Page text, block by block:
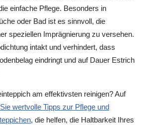
einfache Pflege. Besonders in
oder Bad ist es sinnvoll, die
speziellen Imprägnierung zu versehen.
intakt und verhindert, dass
eindringt und auf Dauer Estrich
am effektivsten reinigen? Auf
wertvolle Tipps zur Pflege und
, die helfen, die Haltbarkeit Ihres